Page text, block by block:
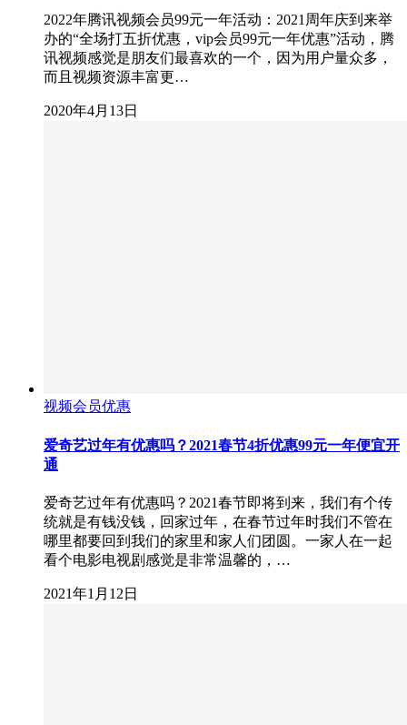
2022年腾讯视频会员99元一年活动：2021周年庆到来举
办的“全场打五折优惠，vip会员99元一年优惠”活动，腾
讯视频感觉是朋友们最喜欢的一个，因为用户量众多，
而且视频资源丰富更…
2020年4月13日
视频会员优惠
爱奇艺过年有优惠吗？2021春节4折优惠99元一年便宜开
通
爱奇艺过年有优惠吗？2021春节即将到来，我们有个传
统就是有钱没钱，回家过年，在春节过年时我们不管在
哪里都要回到我们的家里和家人们团圆。一家人在一起
看个电影电视剧感觉是非常温馨的，…
2021年1月12日